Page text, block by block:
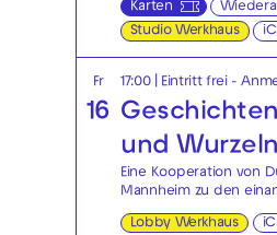
Karten
Studio Werkhaus
Fr
16
17:00| Eintritt frei -
und Wurzeln
Eine Kooperation von
Mannheim zu den
Lobby Werkhaus